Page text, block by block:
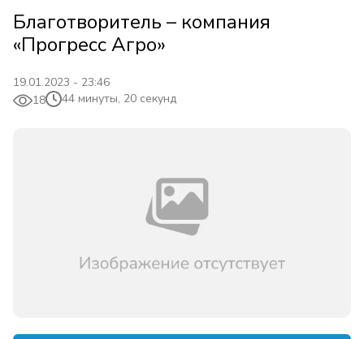
Благотворитель – компания
«Прогресс Агро»
19.01.2023 - 23:46
18
44 минуты, 20 секунд